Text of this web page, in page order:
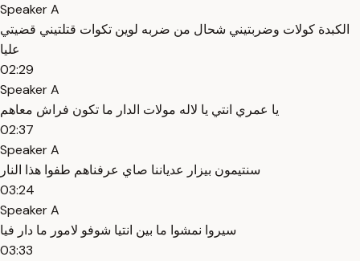
Speaker A
الكبدة كولات وضربتيني شحال من ضربه لوين تكوات قتلتيني قضيتي
عليا
02:29
Speaker A
يا عمري انتي يا لاله مولات الدار ما تكون فراش معاهم
02:37
Speaker A
سنتيمون بيزار عدياننا صاي عرفناهم طفوا هذا النار
03:24
Speaker A
سيروا نمشوا ما بين انتيا شوفو لامور ما دار فيا
03:33